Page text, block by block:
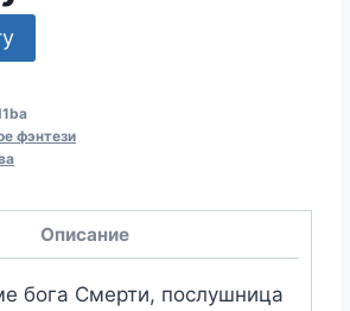
фэнтези
Описание
бога Смерти, послушница